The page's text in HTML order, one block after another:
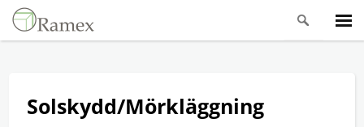
Solskydd/Mörkläggning